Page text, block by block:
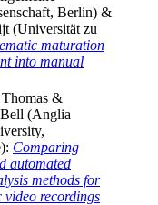
Berlin) &
(Universität zu
maturation
into manual
&
(Anglia
Comparing
automated
methods for
recordings